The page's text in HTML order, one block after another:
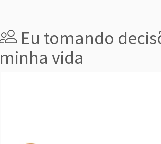
Eu tomando
minha vida